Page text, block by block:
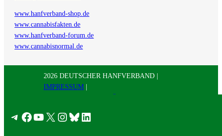
www.hanfverband-shop.de
www.cannabisfakten.de
www.hanfverband-forum.de
www.cannabisnormal.de
2026 DEUTSCHER HANFVERBAND |
IMPRESSUM |
Telegram
Facebook
YouTube
X Instagram
Bluesky
LinkedIn